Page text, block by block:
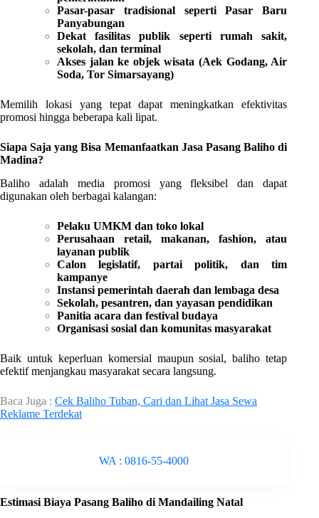
Pasar-pasar tradisional seperti Pasar Baru
Panyabungan
Dekat fasilitas publik seperti rumah sakit,
sekolah, dan terminal
Akses jalan ke objek wisata (Aek Godang, Air
Soda, Tor Simarsayang)
Memilih lokasi yang tepat dapat meningkatkan efektivitas
promosi hingga beberapa kali lipat.
Siapa Saja yang Bisa Memanfaatkan Jasa Pasang Baliho di
Madina?
Baliho adalah media promosi yang fleksibel dan dapat
digunakan oleh berbagai kalangan:
Pelaku UMKM dan toko lokal
Perusahaan retail, makanan, fashion, atau
layanan publik
Calon legislatif, partai politik, dan tim
kampanye
Instansi pemerintah daerah dan lembaga desa
Sekolah, pesantren, dan yayasan pendidikan
Panitia acara dan festival budaya
Organisasi sosial dan komunitas masyarakat
Baik untuk keperluan komersial maupun sosial, baliho tetap
efektif menjangkau masyarakat secara langsung.
Baca Juga : Cek Baliho Tuban, Cari dan Lihat Jasa Sewa
Reklame Terdekat
WA : 0816-55-4000
Estimasi Biaya Pasang Baliho di Mandailing Natal